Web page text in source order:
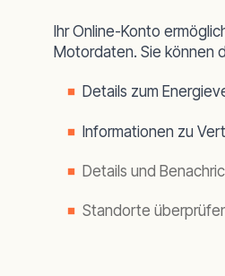
Ihr Online-Konto
Motordaten. Sie können
Details zum
Informationen zu
Details und
Standorte